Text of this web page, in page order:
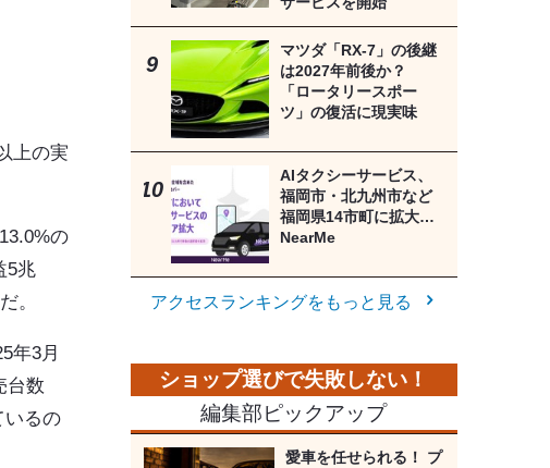
上の実
の
5兆
。
年3月
台数
いるの
マツダ「RX-7」の後継
は2027年前後か？
「ロータリースポー
ツ」の復活に現実味
AIタクシーサービス、
福岡市・北九州市など
福岡県14市町に拡大…
NearMe
アクセスランキングをもっと見る
編集部ピックアップ
愛車を任せられる！ プ